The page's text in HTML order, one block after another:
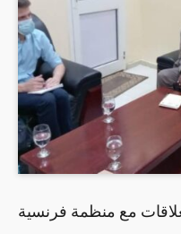
مع منظمة فرنسية